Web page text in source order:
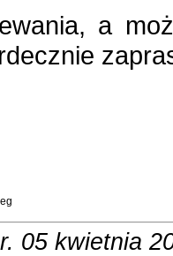
a
05 kwietnia